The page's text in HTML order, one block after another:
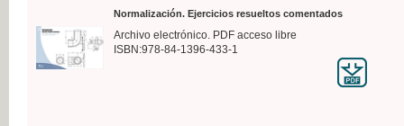
Normalización. Ejercicios resueltos comentados
Archivo electrónico. PDF acceso libre
ISBN:978-84-1396-433-1